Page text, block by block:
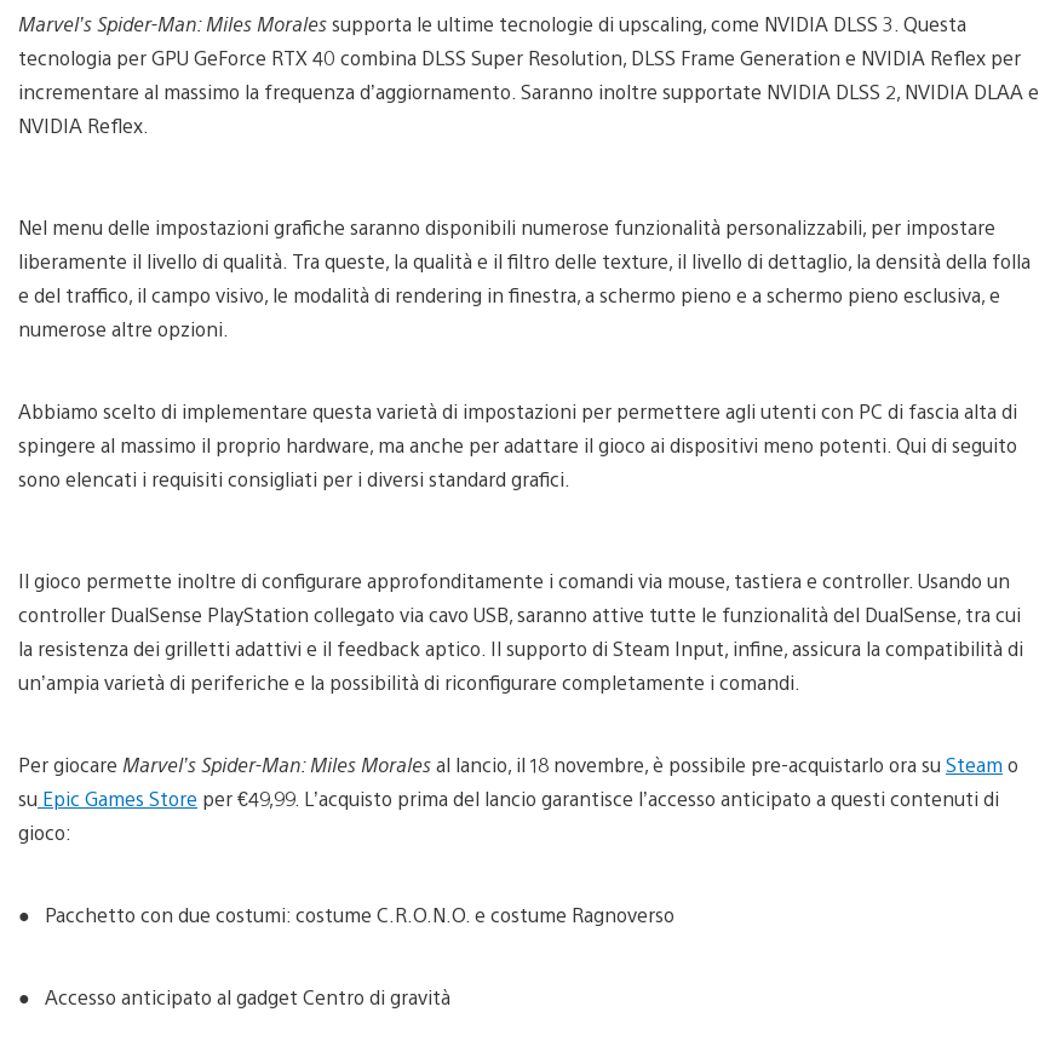
Marvel’s Spider-Man: Miles Moralessupporta le ultime tecnologie di upscaling, come NVIDIA DLSS 3. Questa
tecnologia per GPU GeForce RTX 40 combina DLSS Super Resolution, DLSS Frame Generation e NVIDIA Reflex per
incrementare al massimo la frequenza d’aggiornamento. Saranno inoltre supportate NVIDIA DLSS 2, NVIDIA DLAA e
NVIDIA Reflex.
Nel menu delle impostazioni grafiche saranno disponibili numerose funzionalità personalizzabili, per impostare
liberamente il livello di qualità. Tra queste, la qualità e il filtro delle texture, il livello di dettaglio, la densità della folla
e del traffico, il campo visivo, le modalità di rendering in finestra, a schermo pieno e a schermo pieno esclusiva, e
numerose altre opzioni.
Abbiamo scelto di implementare questa varietà di impostazioni per permettere agli utenti con PC di fascia alta di
spingere al massimo il proprio hardware, ma anche per adattare il gioco ai dispositivi meno potenti. Qui di seguito
sono elencati i requisiti consigliati per i diversi standard grafici.
Il gioco permette inoltre di configurare approfonditamente i comandi via mouse, tastiera e controller. Usando un
controller DualSense PlayStation collegato via cavo USB, saranno attive tutte le funzionalità del DualSense, tra cui
la resistenza dei grilletti adattivi e il feedback aptico. Il supporto di Steam Input, infine, assicura la compatibilità di
un’ampia varietà di periferiche e la possibilità di riconfigurare completamente i comandi.
Per giocare Marvel’s Spider-Man: Miles Moralesal lancio, il 18 novembre, è possibile pre-acquistarlo ora su Steam o
su Epic Games Store per €49,99. L’acquisto prima del lancio garantisce l’accesso anticipato a questi contenuti di
gioco:
● Pacchetto con due costumi: costume C.R.O.N.O. e costume Ragnoverso
● Accesso anticipato al gadget Centro di gravità